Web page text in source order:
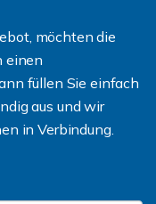
möchten die
einen
füllen Sie einfach
aus und wir
in Verbindung.